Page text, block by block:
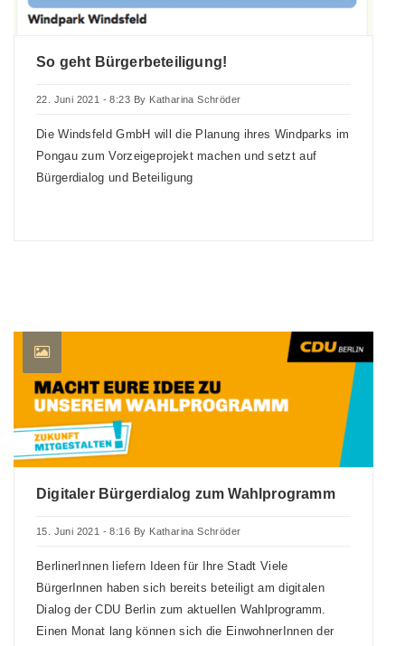
So geht Bürgerbeteiligung!
22. Juni 2021 - 8:23 By Katharina Schröder
Die Windsfeld GmbH will die Planung ihres Windparks im
Pongau zum Vorzeigeprojekt machen und setzt auf
Bürgerdialog und Beteiligung
Digitaler Bürgerdialog zum Wahlprogramm
15. Juni 2021 - 8:16 By Katharina Schröder
BerlinerInnen liefern Ideen für Ihre Stadt Viele
BürgerInnen haben sich bereits beteiligt am digitalen
Dialog der CDU Berlin zum aktuellen Wahlprogramm.
Einen Monat lang können sich die EinwohnerInnen der